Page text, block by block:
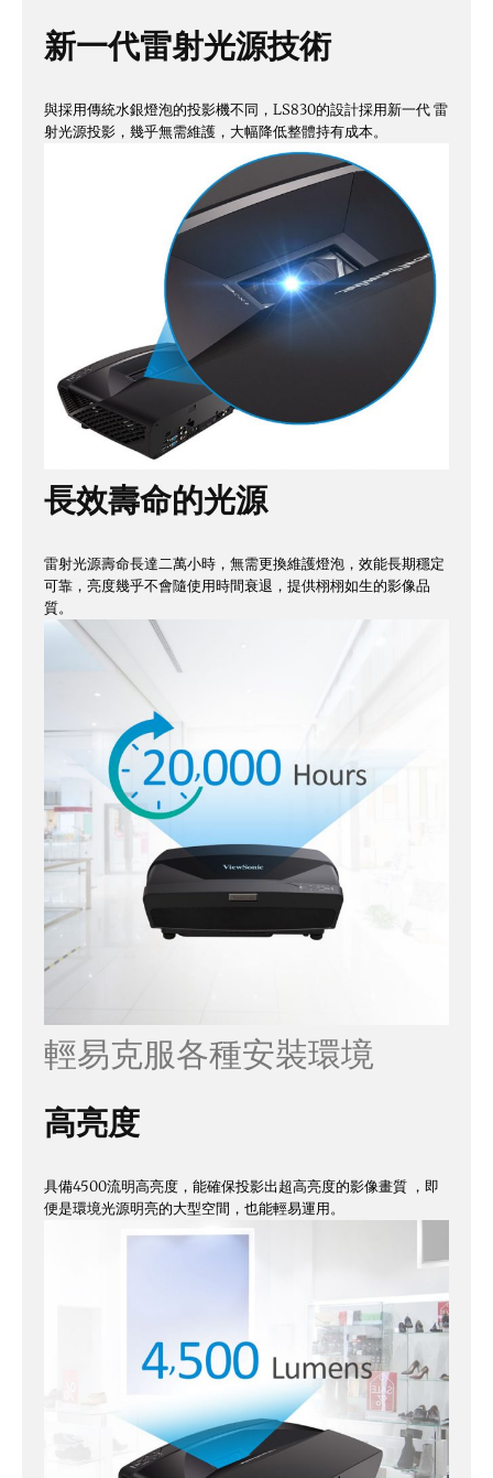
新一代雷射光源技術
與採用傳統水銀燈泡的投影機不同，LS830的設計採用新一代 雷
射光源投影，幾乎無需維護，大幅降低整體持有成本。
長效壽命的光源
雷射光源壽命長達二萬小時，無需更換維護燈泡，效能長期穩定
可靠，亮度幾乎不會隨使用時間衰退，提供栩栩如生的影像品
質。
輕易克服各種安裝環境
高亮度
具備4500流明高亮度，能確保投影出超高亮度的影像畫質 ，即
便是環境光源明亮的大型空間，也能輕易運用。